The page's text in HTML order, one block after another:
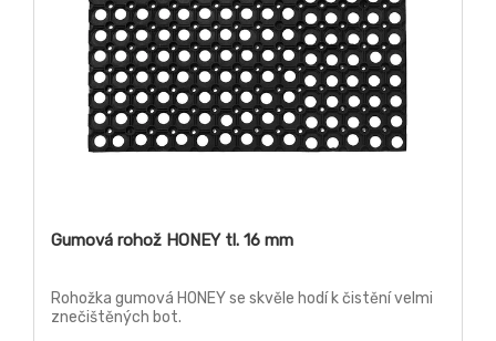
Gumová rohož HONEY tl. 16 mm
Rohožka gumová HONEY se skvěle hodí k čistění velmi
znečištěných bot.